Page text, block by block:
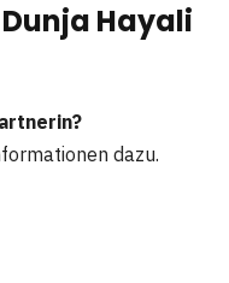
Hayali
dazu.